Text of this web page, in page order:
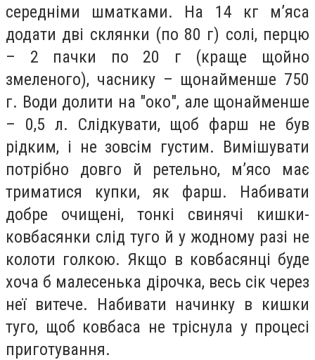
середніми шматками. На 14 кг м’яса
додати дві склянки (по 80 г) солі, перцю
– 2 пачки по 20 г (краще щойно
змеленого), часнику – щонайменше 750
г. Води долити на "око", але щонайменше
– 0,5 л. Слідкувати, щоб фарш не був
рідким, і не зовсім густим. Вимішувати
потрібно довго й ретельно, м’ясо має
триматися купки, як фарш. Набивати
добре очищені, тонкі свинячі кишки-
ковбасянки слід туго й у жодному разі не
колоти голкою. Якщо в ковбасянці буде
хоча б малесенька дірочка, весь сік через
неї витече. Набивати начинку в кишки
туго, щоб ковбаса не тріснула у процесі
приготування.